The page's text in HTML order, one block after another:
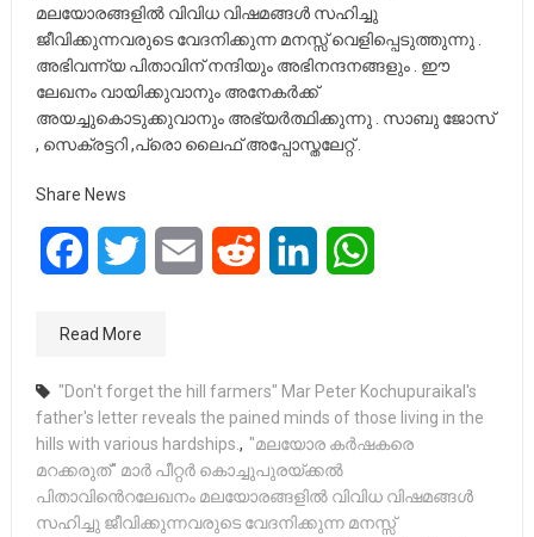
മലയോരങ്ങളിൽ വിവിധ വിഷമങ്ങൾ സഹിച്ചു
ജീവിക്കുന്നവരുടെ വേദനിക്കുന്ന മനസ്സ് വെളിപ്പെടുത്തുന്നു .
അഭിവന്ന്യ പിതാവിന് നന്ദിയും അഭിനന്ദനങ്ങളും . ഈ
ലേഖനം വായിക്കുവാനും അനേകർക്ക്‌
അയച്ചുകൊടുക്കുവാനും അഭ്യർത്ഥിക്കുന്നു . സാബു ജോസ്
, സെക്രട്ടറി ,പ്രൊ ലൈഫ് അപ്പോസ്തലേറ്റ്‌ .
Share News
FacebookTwitter Email Reddit LinkedIn
Read More
"Don't forget the hill farmers" Mar Peter Kochupuraikal's
father's letter reveals the pained minds of those living in the
hills with various hardships., "മലയോര കർഷകരെ
മറക്കരുത്" മാർ പീറ്റർ കൊച്ചുപുരയ്ക്കൽ
പിതാവിൻെറലേഖനം മലയോരങ്ങളിൽ വിവിധ വിഷമങ്ങൾ
സഹിച്ചു ജീവിക്കുന്നവരുടെ വേദനിക്കുന്ന മനസ്സ്